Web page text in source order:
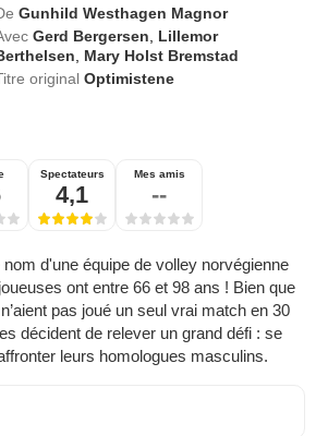
Gunhild Westhagen Magnor
Gerd Bergersen
Lillemor
Mary Holst Bremstad
originalOptimistene
Spectateurs
4,1
Mes amis
--
d'une équipe de volley norvégienne
ont entre 66 et 98 ans ! Bien que
pas joué un seul vrai match en 30
décident de relever un grand défi : se
leurs homologues masculins.